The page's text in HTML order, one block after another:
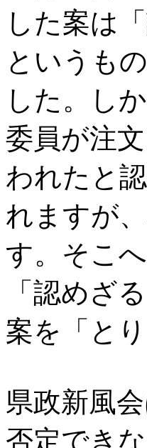
した案は
というも
した。し
委員が注
われたと
れますが
す。そこ
「認めざ
案を「と
県政新風
否定でき